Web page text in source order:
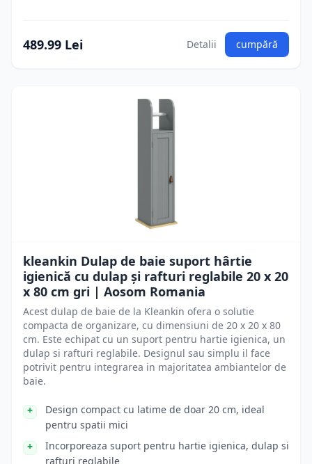
489.99 Lei Detalii cumpără
kleankin Dulap de baie suport hârtie
igienică cu dulap și rafturi reglabile 20 x 20
x 80 cm gri | Aosom Romania
Acest dulap de baie de la Kleankin ofera o solutie
compacta de organizare, cu dimensiuni de 20 x 20 x 80
cm. Este echipat cu un suport pentru hartie igienica, un
dulap si rafturi reglabile. Designul sau simplu il face
potrivit pentru integrarea in majoritatea ambiantelor de
baie.
Design compact cu latime de doar 20 cm, ideal
pentru spatii mici
Incorporeaza suport pentru hartie igienica, dulap si
rafturi reglabile